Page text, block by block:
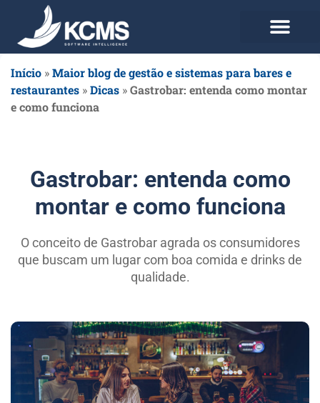
Início »Maior blog de gestão e sistemas para bares e
restaurantes »Dicas »Gastrobar: entenda como montar
e como funciona
Gastrobar: entenda como
montar e como funciona
O conceito de Gastrobar agrada os consumidores
que buscam um lugar com boa comida e drinks de
qualidade.